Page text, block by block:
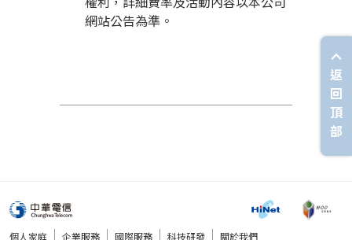
網站公告為準。
個人家庭 企業服務 國際服務 科技研發 關於我們
返
回
頂
部